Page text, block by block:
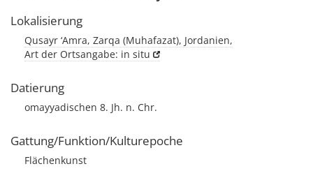
Lokalisierung
Qusayr ‘Amra, Zarqa (Muhafazat), Jordanien,
Art der Ortsangabe: in situ
Datierung
omayyadischen 8. Jh. n. Chr.
Gattung/Funktion/Kulturepoche
Flächenkunst